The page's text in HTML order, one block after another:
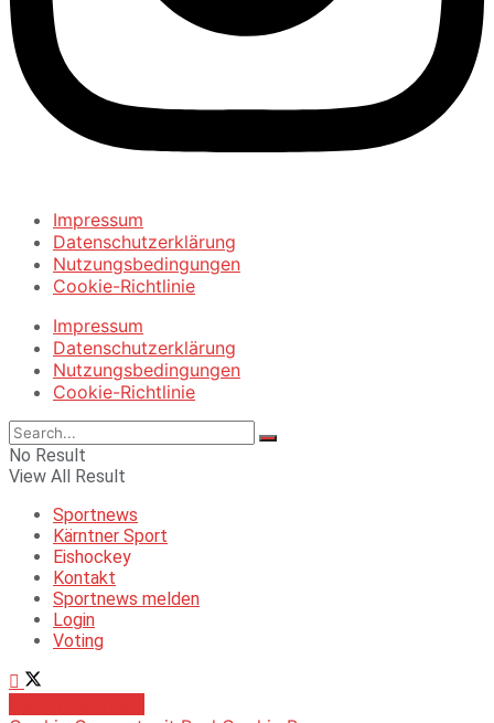
Impressum
Datenschutzerklärung
Nutzungsbedingungen
Cookie-Richtlinie
Impressum
Datenschutzerklärung
Nutzungsbedingungen
Cookie-Richtlinie
No Result
View All Result
Sportnews
Kärntner Sport
Eishockey
Kontakt
Sportnews melden
Login
Voting